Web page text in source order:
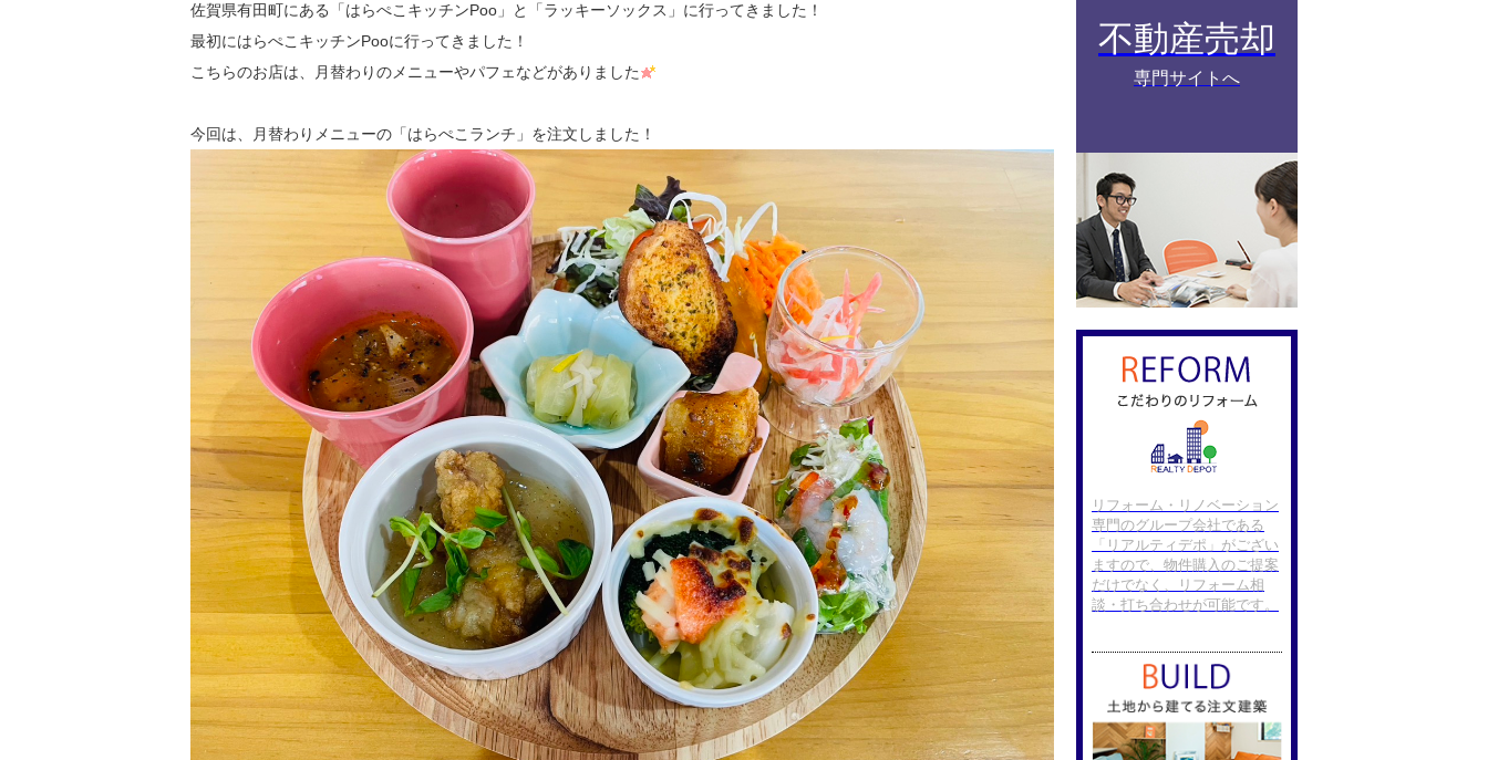
佐賀県有田町にある「はらぺこキッチンPoo」と「ラッキーソックス」に行ってきました！
最初にはらぺこキッチンPooに行ってきました！
こちらのお店は、月替わりのメニューやパフェなどがありました
今回は、月替わりメニューの「はらぺこランチ」を注文しました！
不動産売却
専門サイトへ
リフォーム・リノベーション
専門のグループ会社である
「リアルティデポ」がござい
ますので、物件購入のご提案
だけでなく、リフォーム相
談・打ち合わせが可能です。